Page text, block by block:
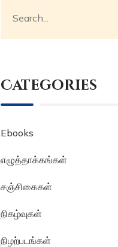
Categories
Ebooks
எழுத்தாக்கங்கள்
சஞ்சிகைகள்
நிகழ்வுகள்
நிழற்படங்கள்